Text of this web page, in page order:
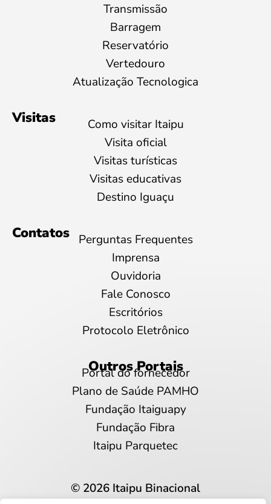
Transmissão
Barragem
Reservatório
Vertedouro
Atualização Tecnologica
Visitas
Como visitar Itaipu
Visita oficial
Visitas turísticas
Visitas educativas
Destino Iguaçu
Contatos
Perguntas Frequentes
Imprensa
Ouvidoria
Fale Conosco
Escritórios
Protocolo Eletrônico
Outros Portais
Portal do fornecedor
Plano de Saúde PAMHO
Fundação Itaiguapy
Fundação Fibra
Itaipu Parquetec
© 2026 Itaipu Binacional